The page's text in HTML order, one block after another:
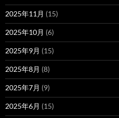
2025年11月 (15)
2025年10月 (6)
2025年9月 (15)
2025年8月 (8)
2025年7月 (9)
2025年6月 (15)